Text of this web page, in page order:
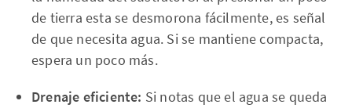
de tierra esta se desmorona fácilmente, es señal
de que necesita agua. Si se mantiene compacta,
espera un poco más.
Drenaje eficiente: Si notas que el agua se queda